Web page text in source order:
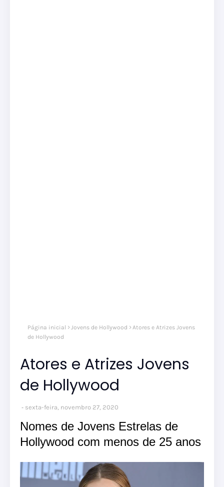
Página inicial Jovens de Hollywood
Atores e Atrizes Jovens
de Hollywood
Atores e Atrizes Jovens
de Hollywood
sexta-feira, novembro 27, 2020
Nomes de Jovens Estrelas de
Hollywood com menos de 25 anos